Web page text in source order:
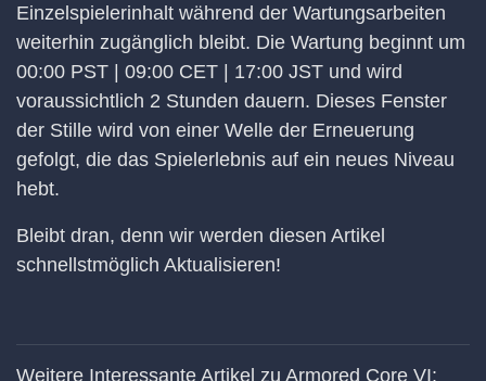
Einzelspielerinhalt während der Wartungsarbeiten
weiterhin zugänglich bleibt. Die Wartung beginnt um
00:00 PST | 09:00 CET | 17:00 JST und wird
voraussichtlich 2 Stunden dauern. Dieses Fenster
der Stille wird von einer Welle der Erneuerung
gefolgt, die das Spielerlebnis auf ein neues Niveau
hebt.
Bleibt dran, denn wir werden diesen Artikel
schnellstmöglich Aktualisieren!
Weitere Interessante Artikel zu Armored Core VI: